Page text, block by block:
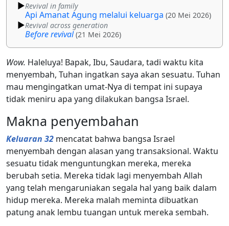
Revival in family
Api Amanat Agung melalui keluarga (20 Mei 2026)
Revival across generation
Before revival (21 Mei 2026)
Wow. Haleluya! Bapak, Ibu, Saudara, tadi waktu kita
menyembah, Tuhan ingatkan saya akan sesuatu. Tuhan
mau mengingatkan umat-Nya di tempat ini supaya
tidak meniru apa yang dilakukan bangsa Israel.
Makna penyembahan
Keluaran 32 mencatat bahwa bangsa Israel
menyembah dengan alasan yang transaksional. Waktu
sesuatu tidak menguntungkan mereka, mereka
berubah setia. Mereka tidak lagi menyembah Allah
yang telah mengaruniakan segala hal yang baik dalam
hidup mereka. Mereka malah meminta dibuatkan
patung anak lembu tuangan untuk mereka sembah.